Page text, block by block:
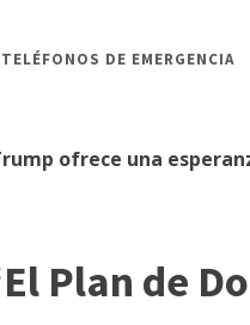
TELÉFONOS DE EMERGENCIA
ofrece una
Plan de